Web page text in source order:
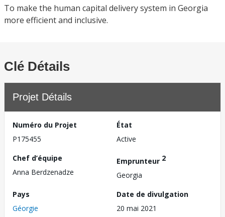
To make the human capital delivery system in Georgia
more efficient and inclusive.
Clé Détails
Projet Détails
Numéro du Projet
P175455
État
Active
Chef d’équipe
Anna Berdzenadze
Emprunteur 2
Georgia
Pays
Géorgie
Date de divulgation
20 mai 2021